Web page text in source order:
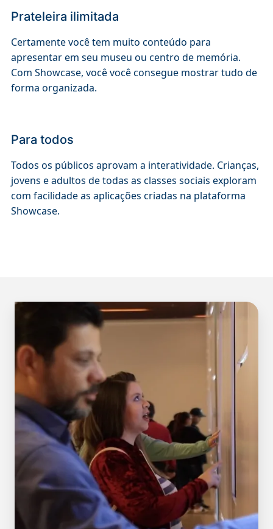
Prateleira ilimitada
Certamente você tem muito conteúdo para
apresentar em seu museu ou centro de memória.
Com Showcase, você você consegue mostrar tudo de
forma organizada.
Para todos
Todos os públicos aprovam a interatividade. Crianças,
jovens e adultos de todas as classes sociais exploram
com facilidade as aplicações criadas na plataforma
Showcase.